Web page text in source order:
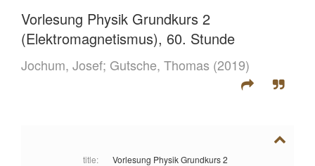
Vorlesung Physik Grundkurs 2
(Elektromagnetismus), 60. Stunde
Jochum, Josef; Gutsche, Thomas (2019)
title:
Vorlesung Physik Grundkurs 2